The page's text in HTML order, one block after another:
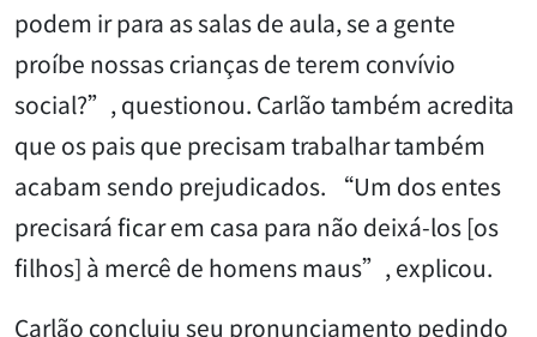
podem ir para as salas de aula, se a gente
proíbe nossas crianças de terem convívio
social?”, questionou. Carlão também acredita
que os pais que precisam trabalhar também
acabam sendo prejudicados. “Um dos entes
precisará ficar em casa para não deixá-los [os
filhos] à mercê de homens maus”, explicou.
Carlão concluiu seu pronunciamento pedindo